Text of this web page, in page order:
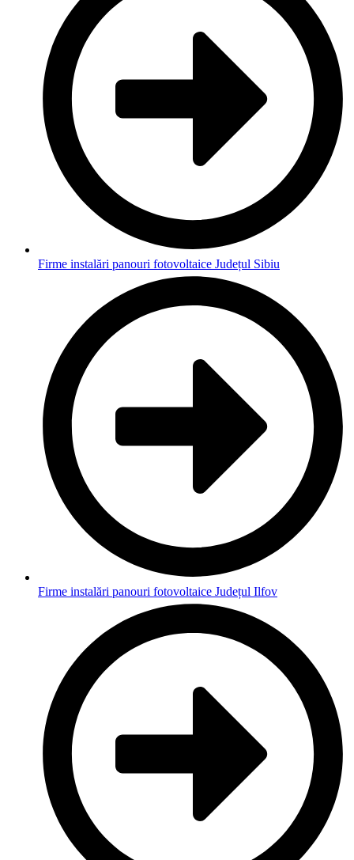
Firme instalări panouri fotovoltaice Județul Sibiu
Firme instalări panouri fotovoltaice Județul Ilfov